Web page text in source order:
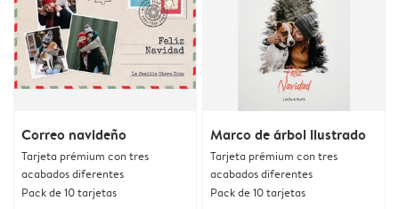
Correo navideño
Tarjeta prémium con tres
acabados diferentes
Pack de 10 tarjetas
Marco de árbol ilustrado
Tarjeta prémium con tres
acabados diferentes
Pack de 10 tarjetas